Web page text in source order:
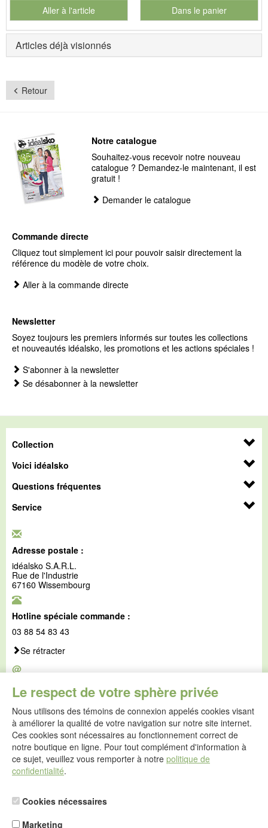
Aller à l'article
Dans le panier
pour le numéro de produit
Articles déjà visionnés
Retour
Le respect de votre sphère privée
Nous utilisons des témoins de connexion appelés cookies visant
à améliorer la qualité de votre navigation sur notre site internet.
Ces cookies sont nécessaires au fonctionnement correct de
notre boutique en ligne. Pour tout complément d'information à
ce sujet, veuillez vous remporter à notre politique de
confidentialité.
Cookies nécessaires
Marketing
Notre catalogue
Souhaitez-vous recevoir notre nouveau
catalogue ? Demandez-le maintenant, il est
gratuit !
Demander le catalogue
Commande directe
Cliquez tout simplement ici pour pouvoir saisir directement la
référence du modèle de votre choix.
Aller à la commande directe
Newsletter
Soyez toujours les premiers informés sur toutes les collections
et nouveautés idéalsko, les promotions et les actions spéciales !
S'abonner à la newsletter
Se désabonner à la newsletter
Collection
Voici idéalsko
Questions fréquentes
Service
Adresse postale :
idéalsko S.A.R.L.
Rue de l'Industrie
67160 Wissembourg
Hotline spéciale commande :
03 88 54 83 43
Se rétracter
@
service@idealsko.fr
@
Formulaire de contact
Aller au formulaire de contact